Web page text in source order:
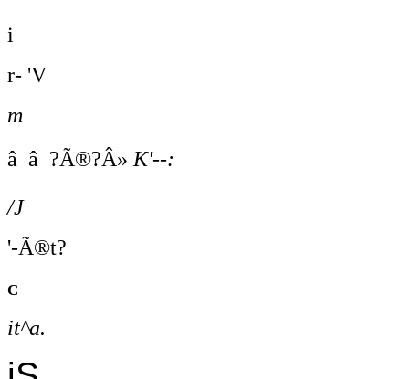
i
r- 'V
m
â â ?Ã®?Â» K'--:
/J
'-Ã®t?
c
it^a.